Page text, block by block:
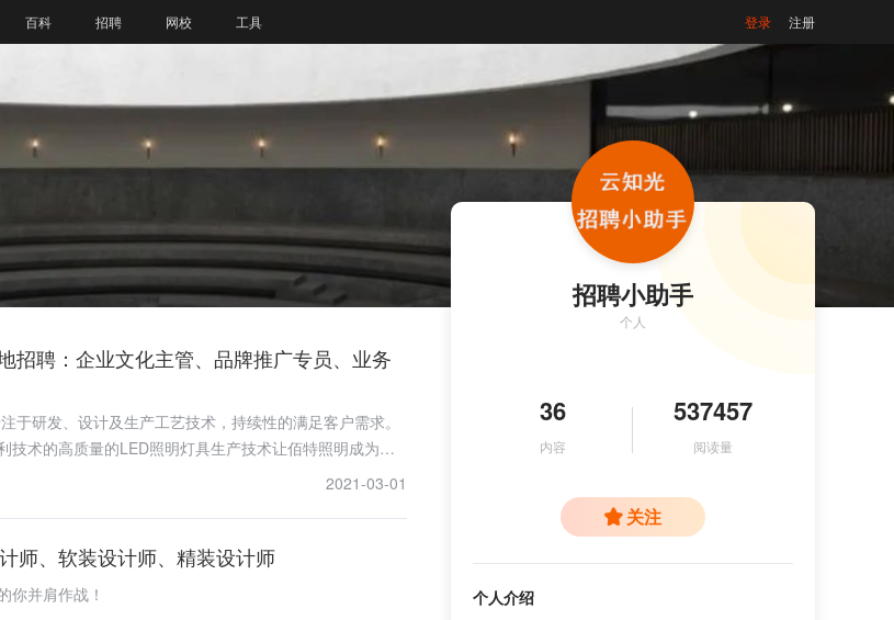
百科 招聘 网校 工具 登录 注册
招聘：企业文化主管、品牌推广专员、业务
于研发、设计及生产工艺技术，持续性的满足客户需求。
技术的高质量的LED照明灯具生产技术让佰特照明成为业
明与光的价值。
2021-03-01
师、软装设计师、精装设计师
你并肩作战！
招聘小助手
个人
36
内容
537457
阅读量
关注
个人介绍